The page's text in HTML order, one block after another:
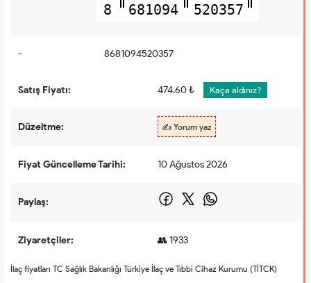
8 681094 520357
- 8681094520357
Satış Fiyatı: 474.60 ₺ Kaça aldınız?
Düzeltme: ✍️ Yorum yaz
Fiyat Güncelleme Tarihi: 10 Ağustos 2026
Paylaş:
Ziyaretçiler: 👥 1933
İlaç fiyatları TC Sağlık Bakanlığı Türkiye İlaç ve Tıbbi Cihaz Kurumu (TİTCK)